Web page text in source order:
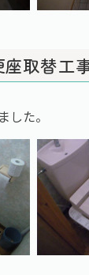
取替工
した。